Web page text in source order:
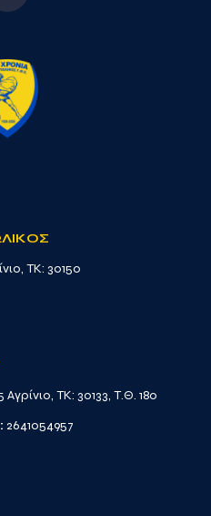
TK: 30150
TK: 30133, Τ.Θ. 180
2641054957